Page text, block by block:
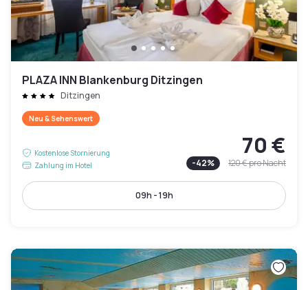
PLAZA INN Blankenburg Ditzingen
Ditzingen
Neu & Sehenswert
Kostenlose Stornierung
Zahlung im Hotel
70 €
-42% 120 €pro Nacht
09h - 19h